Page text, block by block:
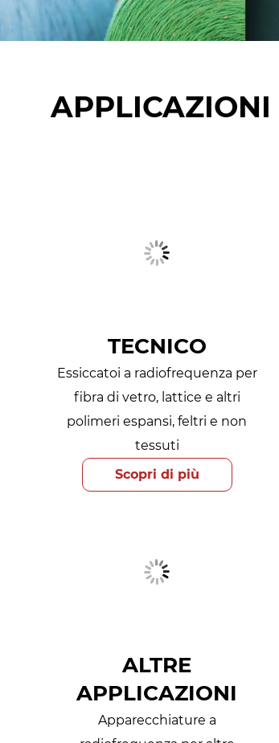
APPLICAZIONI
TECNICO
Essiccatoi a radiofrequenza per
fibra di vetro, lattice e altri
polimeri espansi, feltri e non
tessuti
Scopri di più
ALTRE
APPLICAZIONI
Apparecchiature a